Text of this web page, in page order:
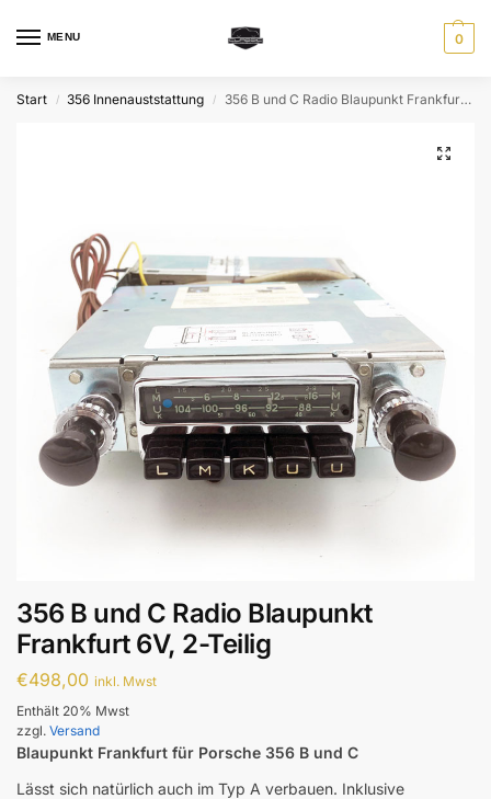
MENU 0
Start / 356 Innenauststattung / 356 B und C Radio Blaupunkt Frankfurt 6V, 2-Teilig
356 B und C Radio Blaupunkt
Frankfurt 6V, 2-Teilig
€498,00 inkl. Mwst
Enthält 20% Mwst
zzgl. Versand
Blaupunkt Frankfurt für Porsche 356 B und C
Lässt sich natürlich auch im Typ A verbauen. Inklusive